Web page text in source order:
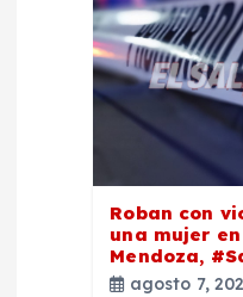
Roban con
una mujer
Mendoza,
agosto 7,